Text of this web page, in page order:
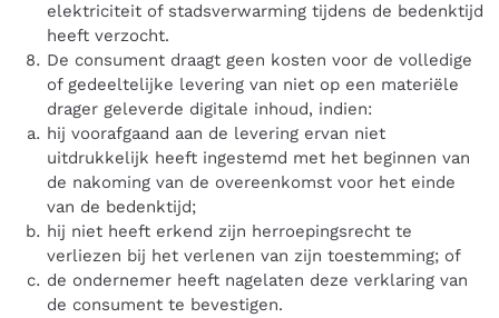
elektriciteit of stadsverwarming tijdens de bedenktijd
heeft verzocht.
De consument draagt geen kosten voor de volledige
of gedeeltelijke levering van niet op een materiële
drager geleverde digitale inhoud, indien:
hij voorafgaand aan de levering ervan niet
uitdrukkelijk heeft ingestemd met het beginnen van
de nakoming van de overeenkomst voor het einde
van de bedenktijd;
hij niet heeft erkend zijn herroepingsrecht te
verliezen bij het verlenen van zijn toestemming; of
de ondernemer heeft nagelaten deze verklaring van
de consument te bevestigen.